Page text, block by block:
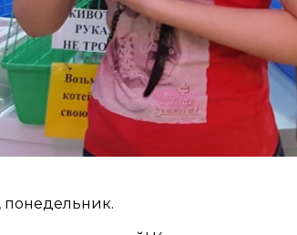
понедельник.